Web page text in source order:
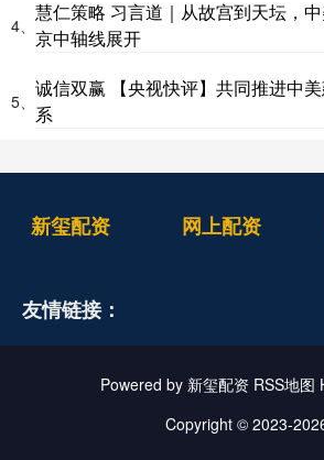
4、
慧仁策略 习言道｜从故宫到天坛，中
京中轴线展开
5、
诚信双赢 【央视快评】共同推进中
系
新玺配资 网上配资
友情链接：
Powered by 新玺配资 RSS地图
Copyright © 2023-